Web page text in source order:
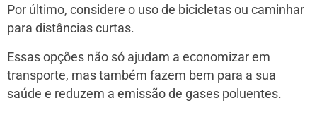
Por último, considere o uso de bicicletas ou caminhar
para distâncias curtas.
Essas opções não só ajudam a economizar em
transporte, mas também fazem bem para a sua
saúde e reduzem a emissão de gases poluentes.